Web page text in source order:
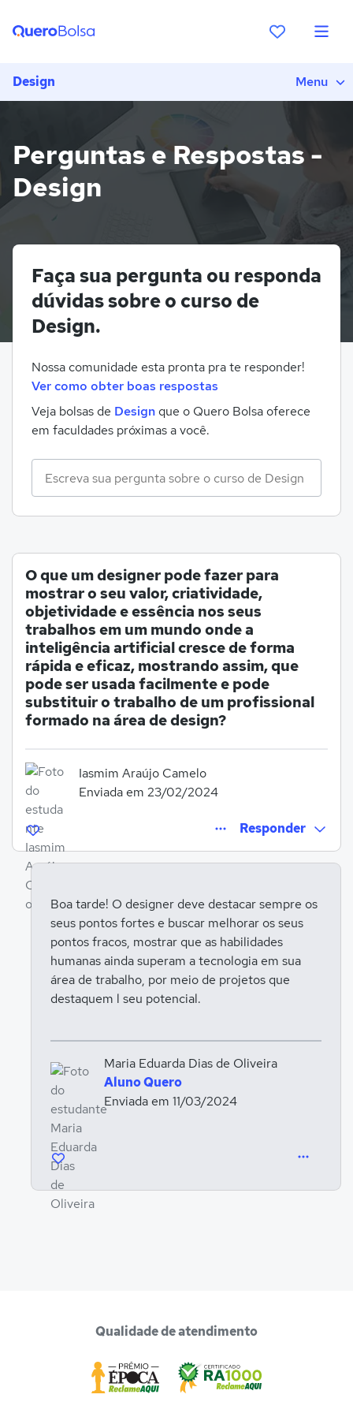
Design Menu
Perguntas e Respostas -
Design
Faça sua pergunta ou responda
dúvidas sobre o curso de
Design.
Nossa comunidade esta pronta pra te responder!
Ver como obter boas respostas
Veja bolsas de Designque o Quero Bolsa oferece
em faculdades próximas a você.
O que um designer pode fazer para
mostrar o seu valor, criatividade,
objetividade e essência nos seus
trabalhos em um mundo onde a
inteligência artificial cresce de forma
rápida e eficaz, mostrando assim, que
pode ser usada facilmente e pode
substituir o trabalho de um profissional
formado na área de design?
Iasmim Araújo Camelo
Enviada em 23/02/2024
Responder
Entrar para responder
Boa tarde! O designer deve destacar sempre os
seus pontos fortes e buscar melhorar os seus
pontos fracos, mostrar que as habilidades
humanas ainda superam a tecnologia em sua
área de trabalho, por meio de projetos que
destaquem l seu potencial.
Maria Eduarda Dias de Oliveira
Aluno Quero
Enviada em 11/03/2024
Qualidade de atendimento